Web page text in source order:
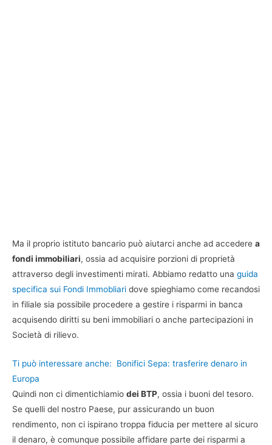
Ma il proprio istituto bancario può aiutarci anche ad accedere a
fondi immobiliari, ossia ad acquisire porzioni di proprietà
attraverso degli investimenti mirati. Abbiamo redatto una guida
specifica sui Fondi Immobliari dove spieghiamo come recandosi
in filiale sia possibile procedere a gestire i risparmi in banca
acquisendo diritti su beni immobiliari o anche partecipazioni in
Società di rilievo.
Ti può interessare anche:
Bonifici Sepa: trasferire denaro in
Europa
Quindi non ci dimentichiamio dei BTP, ossia i buoni del tesoro.
Se quelli del nostro Paese, pur assicurando un buon
rendimento, non ci ispirano troppa fiducia per mettere al sicuro
il denaro, è comunque possibile affidare parte dei risparmi a